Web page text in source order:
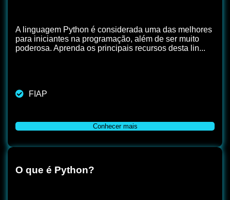
A linguagem Python é considerada uma das melhores
para iniciantes na programação, além de ser muito
poderosa. Aprenda os principais recursos desta lin...
FIAP
Conhecer mais
O que é Python?